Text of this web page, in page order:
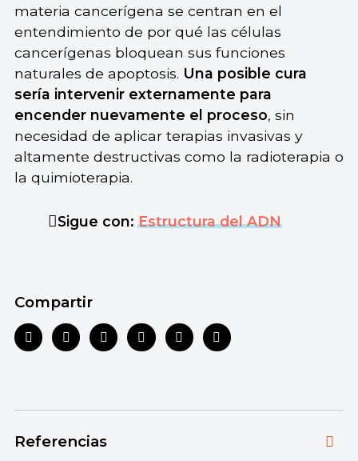
materia cancerígena se centran en el
entendimiento de por qué las células
cancerígenas bloquean sus funciones
naturales de apoptosis. Una posible cura
sería intervenir externamente para
encender nuevamente el proceso, sin
necesidad de aplicar terapias invasivas y
altamente destructivas como la radioterapia o
la quimioterapia.
Sigue con:Estructura del ADN
Compartir
Referencias